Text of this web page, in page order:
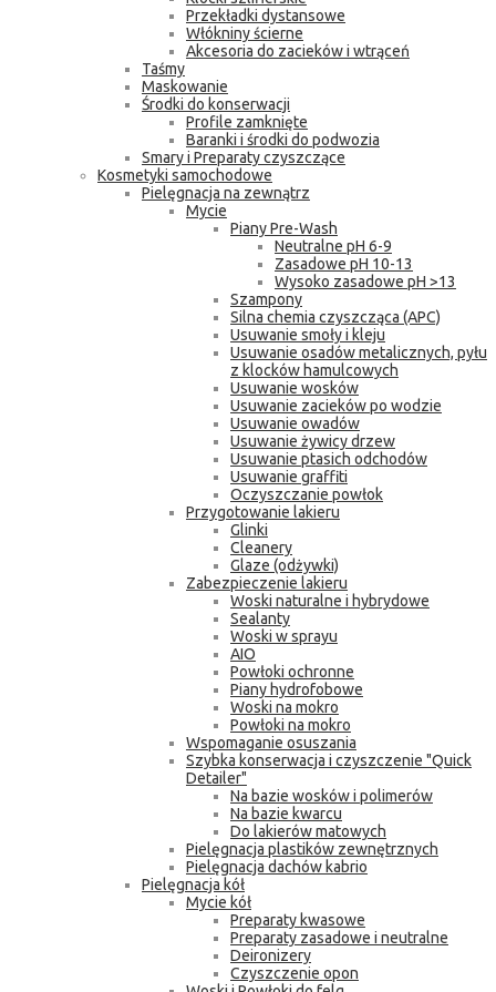
Przekładki dystansowe
Włókniny ścierne
Akcesoria do zacieków i wtrąceń
Taśmy
Maskowanie
Środki do konserwacji
Profile zamknięte
Baranki i środki do podwozia
Smary i Preparaty czyszczące
Kosmetyki samochodowe
Pielęgnacja na zewnątrz
Mycie
Piany Pre-Wash
Neutralne pH 6-9
Zasadowe pH 10-13
Wysoko zasadowe pH >13
Szampony
Silna chemia czyszcząca (APC)
Usuwanie smoły i kleju
Usuwanie osadów metalicznych, pyłu
z klocków hamulcowych
Usuwanie wosków
Usuwanie zacieków po wodzie
Usuwanie owadów
Usuwanie żywicy drzew
Usuwanie ptasich odchodów
Usuwanie graffiti
Oczyszczanie powłok
Przygotowanie lakieru
Glinki
Cleanery
Glaze (odżywki)
Zabezpieczenie lakieru
Woski naturalne i hybrydowe
Sealanty
Woski w sprayu
AIO
Powłoki ochronne
Piany hydrofobowe
Woski na mokro
Powłoki na mokro
Wspomaganie osuszania
Szybka konserwacja i czyszczenie "Quick
Detailer"
Na bazie wosków i polimerów
Na bazie kwarcu
Do lakierów matowych
Pielęgnacja plastików zewnętrznych
Pielęgnacja dachów kabrio
Pielęgnacja kół
Mycie kół
Preparaty kwasowe
Preparaty zasadowe i neutralne
Deironizery
Czyszczenie opon